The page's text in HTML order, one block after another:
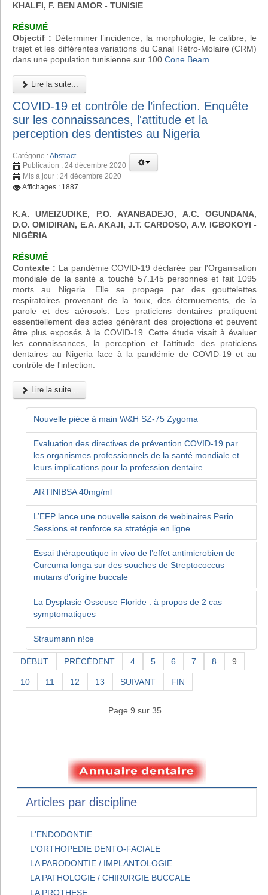
KHALFI, F. BEN AMOR - TUNISIE
RÉSUMÉ
Objectif : Déterminer l’incidence, la morphologie, le calibre, le
trajet et les différentes variations du Canal Rétro-Molaire (CRM)
dans une population tunisienne sur 100 Cone Beam
Lire la suite...
COVID-19 et contrôle de l’infection. Enquête
sur les connaissances, l'attitude et la
perception des dentistes au Nigeria
Catégorie :Abstract
Publication : 24 décembre 2020
Mis à jour : 24 décembre 2020
Affichages : 1887
K.A. UMEIZUDIKE, P.O. AYANBADEJO, A.C. OGUNDANA,
D.O. OMIDIRAN, E.A. AKAJI, J.T. CARDOSO, A.V. IGBOKOYI -
NIGÉRIA
RÉSUMÉ
Contexte : La pandémie COVID-19 déclarée par l'Organisation
mondiale de la santé a touché 57.145 personnes et fait 1095
morts au Nigeria. Elle se propage par des gouttelettes
respiratoires provenant de la toux, des éternuements, de la
parole et des aérosols. Les praticiens dentaires pratiquent
essentiellement des actes générant des projections et peuvent
être plus exposés à la COVID-19. Cette étude visait à évaluer
les connaissances, la perception et l'attitude des praticiens
dentaires au Nigeria face à la pandémie de COVID-19 et au
contrôle de l'infection.
Lire la suite...
Nouvelle pièce à main W&H SZ-75 Zygoma
Evaluation des directives de prévention COVID-19 par
les organismes professionnels de la santé mondiale et
leurs implications pour la profession dentaire
ARTINIBSA 40mg/ml
L’EFP lance une nouvelle saison de webinaires Perio
Sessions et renforce sa stratégie en ligne
Essai thérapeutique in vivo de l’effet antimicrobien de
Curcuma longa sur des souches de Streptococcus
mutans d’origine buccale
La Dysplasie Osseuse Floride : à propos de 2 cas
symptomatiques
Straumann n!ce
DÉBUT PRÉCÉDENT 4 5 6 7 8 9
10 11 12 13 SUIVANT FIN
Page 9 sur 35
Articles par discipline
L'ENDODONTIE
L'ORTHOPEDIE DENTO-FACIALE
LA PARODONTIE / IMPLANTOLOGIE
LA PATHOLOGIE / CHIRURGIE BUCCALE
LA PROTHESE